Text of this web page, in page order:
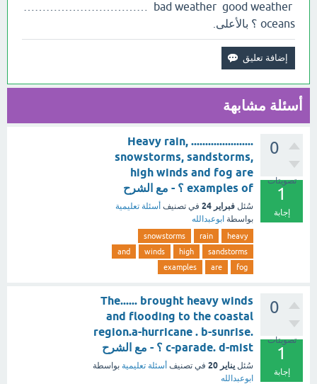
…………………………… bad weather good weather
oceans ؟ بالأعلى.
أسئلة مشابهة
0
تصويتات
1
إجابة
...................... Heavy rain,
snowstorms, sandstorms,
high winds and fog are
examples of ؟ - مع الشرح
سُئل فبراير 24 في تصنيف أسئلة تعليمية
بواسطة ابوعبدالله
heavy
rain
snowstorms
sandstorms
high
winds
and
fog
are
examples
0
تصويتات
1
إجابة
The...... brought heavy winds
and flooding to the coastal
region.a-hurricane . b-sunrise.
c-parade. d-mist ؟ - مع الشرح
سُئل يناير 20 في تصنيف أسئلة تعليمية بواسطة
ابوعبدالله